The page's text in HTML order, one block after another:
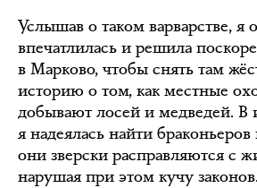
Услышав о таком варварстве, я
впечатлилась и решила
в Марково, чтобы снять там
историю о том, как местные
добывают лосей и медведей. В
я надеялась найти браконьеров
они зверски расправляются с
нарушая при этом кучу законов.